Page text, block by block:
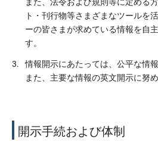
ト・刊行物等さまざまなツールを
ーの皆さまが求めている情報を自
す。
3.
情報開示にあたっては、公平な情
また、主要な情報の英文開示に努め
開示手続および体制